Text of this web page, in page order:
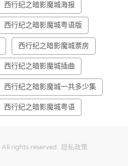
西行纪之暗影魔城海报
西行纪之暗影魔城粤语版
西行纪之暗影魔城票房
西行纪之暗影魔城插曲
西行纪之暗影魔城一共多少集
西行纪之暗影魔城粤语
All rights reserved. 隐私政策